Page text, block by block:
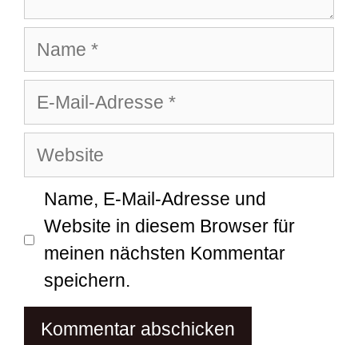
Name
E-
Mail-
Adresse
Website
Name, E-Mail-Adresse und
Website in diesem Browser für
meinen nächsten Kommentar
speichern.